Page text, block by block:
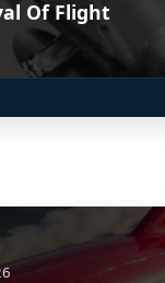
Of Flight